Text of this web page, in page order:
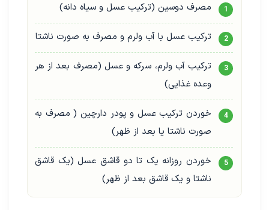
مصرف دوسین (ترکیب عسل و سیاه دانه)
ترکیب عسل با آب ولرم و مصرف به صورت ناشتا
ترکیب آب ولرم، سرکه و عسل (مصرف بعد از هر
وعده غذایی)
خوردن ترکیب عسل و پودر دارچین ( مصرف به
صورت ناشتا یا بعد از ظهر)
خوردن روزانه یک تا دو قاشق عسل (یک قاشق
ناشتا و یک قاشق بعد از ظهر)